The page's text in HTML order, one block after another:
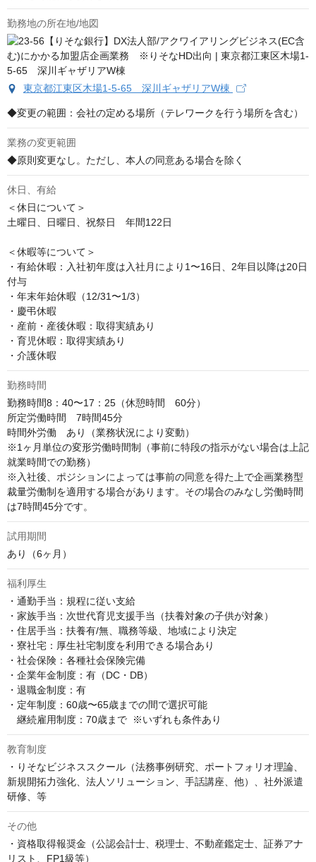
勤務地の所在地/地図
東京都江東区木場1-5-65 深川ギャザリアW棟
◆変更の範囲：会社の定める場所（テレワークを行う場所を含む）
業務の変更範囲
◆原則変更なし。ただし、本人の同意ある場合を除く
休日、有給
＜休日について＞
土曜日、日曜日、祝祭日　年間122日
＜休暇等について＞
・有給休暇：入社初年度は入社月により1〜16日、2年目以降は20日
付与
・年末年始休暇（12/31〜1/3）
・慶弔休暇
・産前・産後休暇：取得実績あり
・育児休暇：取得実績あり
・介護休暇
勤務時間
勤務時間8：40〜17：25（休憩時間　60分）
所定労働時間　7時間45分
時間外労働　あり（業務状況により変動）
※1ヶ月単位の変形労働時間制（事前に特段の指示がない場合は上記
就業時間での勤務）
※入社後、ポジションによっては事前の同意を得た上で企画業務型
裁量労働制を適用する場合があります。その場合のみなし労働時間
は7時間45分です。
試用期間
あり（6ヶ月）
福利厚生
・通勤手当：規程に従い支給
・家族手当：次世代育児支援手当（扶養対象の子供が対象）
・住居手当：扶養有/無、職務等級、地域により決定
・寮社宅：厚生社宅制度を利用できる場合あり
・社会保険：各種社会保険完備
・企業年金制度：有（DC・DB）
・退職金制度：有
・定年制度：60歳〜65歳までの間で選択可能
継続雇用制度：70歳まで  ※いずれも条件あり
教育制度
・りそなビジネススクール（法務事例研究、ポートフォリオ理論、
新規開拓力強化、法人ソリューション、手話講座、他）、社外派遣
研修、等
その他
・資格取得報奨金（公認会計士、税理士、不動産鑑定士、証券アナ
リスト、FP1級等）